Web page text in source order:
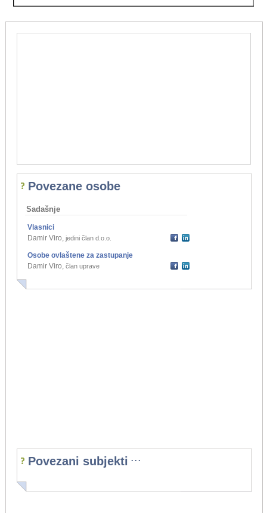
Povezane osobe
Sadašnje
Vlasnici
Damir Viro, jedini član d.o.o.
Osobe ovlaštene za zastupanje
Damir Viro, član uprave
Povezani subjekti ...